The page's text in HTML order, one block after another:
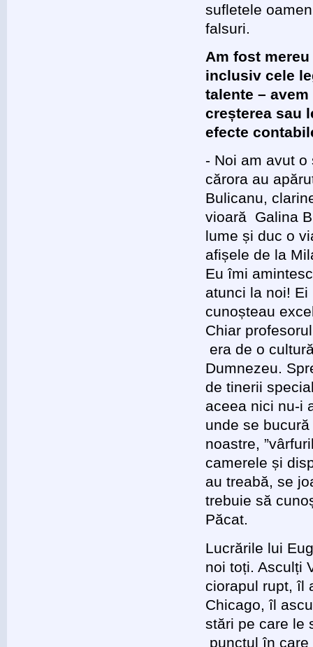
sufletele
falsuri.
Am fost
inclusiv cele
talente –
creșterea sau
efecte
- Noi am avut
cărora au
Bulicanu,
vioară Galina
lume și duc o
afișele de la
Eu îmi
atunci la noi!
cunoșteau
Chiar
era de o
Dumnezeu.
de tinerii
aceea nici nu-i
unde se
noastre,
camerele și
au treabă, se
trebuie să
Păcat.
Lucrările lui
noi toți. Asculți
ciorapul rupt, îl
Chicago, îl
stări pe care le
punctul în